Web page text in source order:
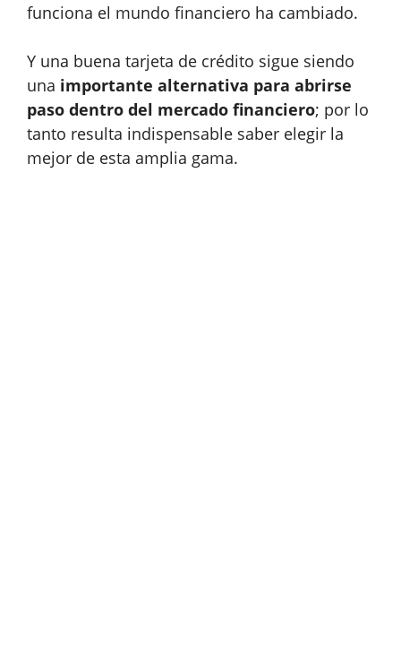
funciona el mundo financiero ha cambiado.
Y una buena tarjeta de crédito sigue siendo
una importante alternativa para abrirse
paso dentro del mercado financiero; por lo
tanto resulta indispensable saber elegir la
mejor de esta amplia gama.